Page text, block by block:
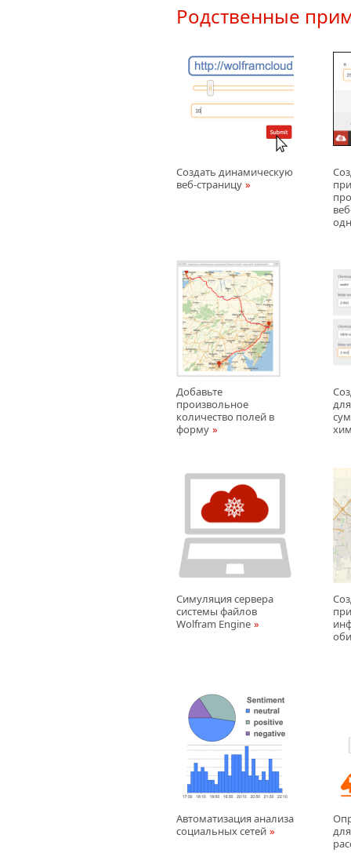
Родственные
Создать динамическую
веб-страницу
Добавьте
произвольное
количество полей в
форму
Симуляция сервера
системы файлов
Wolfram Engine
Автоматизация анализа
социальных сетей